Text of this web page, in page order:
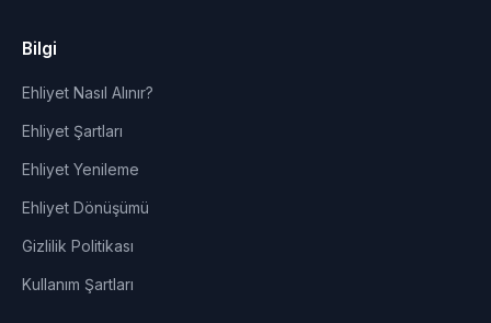
Bilgi
Ehliyet Nasıl Alınır?
Ehliyet Şartları
Ehliyet Yenileme
Ehliyet Dönüşümü
Gizlilik Politikası
Kullanım Şartları